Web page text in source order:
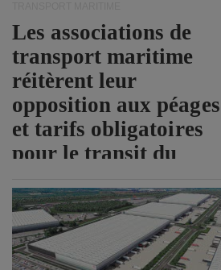
Les associations de
transport maritime
réitèrent leur
opposition aux péages
et tarifs obligatoires
pour le transit du